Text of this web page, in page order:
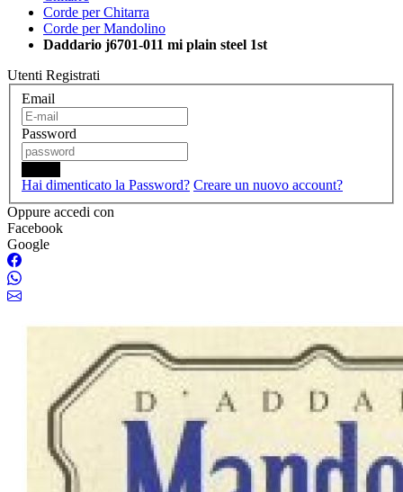
Corde per Chitarra
Corde per Mandolino
Daddario j6701-011 mi plain steel 1st
Utenti Registrati
Email
Password
Hai dimenticato la Password? Creare un nuovo account?
Oppure accedi con
Facebook
Google